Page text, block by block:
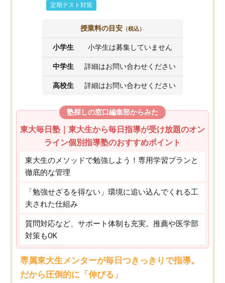
定期テスト対策
授業料の目安 （税込）
小学生 小学生は募集していません
中学生 詳細はお問い合わせください
高校生 詳細はお問い合わせください
塾探しの窓口編集部からみた
東大毎日塾｜東大生から毎日指導が受け放題のオン
ライン個別指導塾のおすすめポイント
東大生のメソッドで勉強しよう！専用学習プランと
徹底的な管理
「勉強せざるを得ない」環境に追い込んでくれる工
夫された仕組み
質問対応など、サポート体制も充実。推薦や医学部
対策もOK
専属東大生メンターが毎日つきっきりで指導。
だから圧倒的に「伸びる」